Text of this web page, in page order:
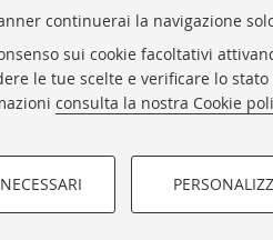
continuerai la navigazione
sui cookie facoltativi
le tue scelte e verificare lo
consulta la nostra Cookie
- FACOLTATIVI
Citti
Maria Pia Torricelli
Luigia Di Pumpo
©Copyright 2026 - ALMA